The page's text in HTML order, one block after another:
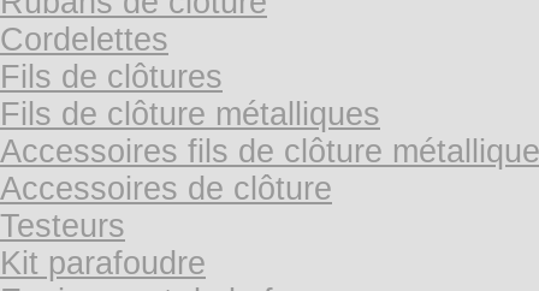
Cordelettes
Fils de clôtures
Fils de clôture métalliques
Accessoires fils de clôture
Accessoires de clôture
Testeurs
Kit parafoudre